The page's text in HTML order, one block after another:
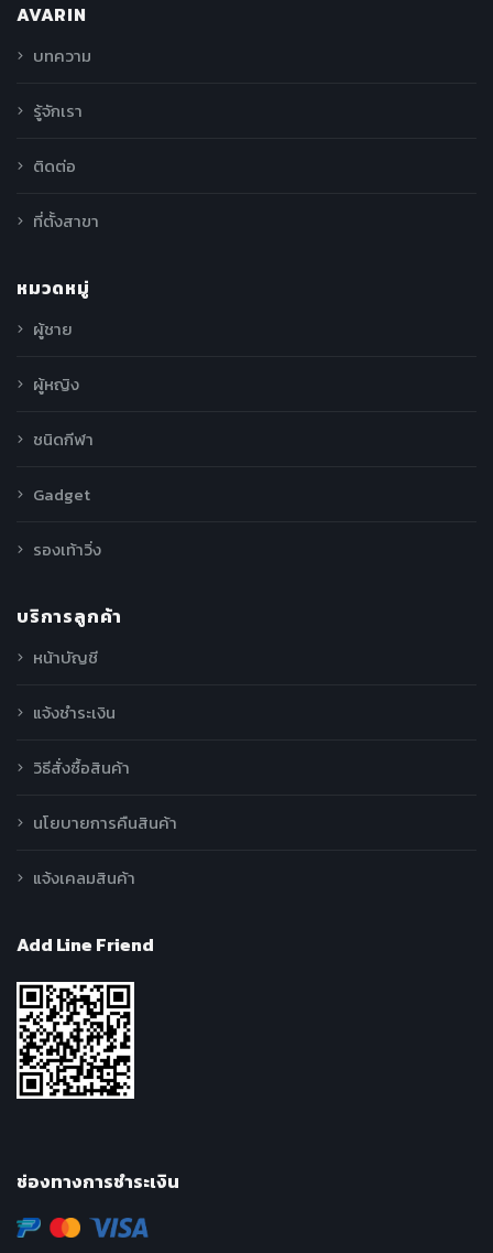
AVARIN
บทความ
รู้จักเรา
ติดต่อ
ที่ตั้งสาขา
หมวดหมู่
ผู้ชาย
ผู้หญิง
ชนิดกีฬา
Gadget
รองเท้าวิ่ง
บริการลูกค้า
หน้าบัญชี
แจ้งชำระเงิน
วิธีสั่งซื้อสินค้า
นโยบายการคืนสินค้า
แจ้งเคลมสินค้า
Add Line Friend
ช่องทางการชำระเงิน